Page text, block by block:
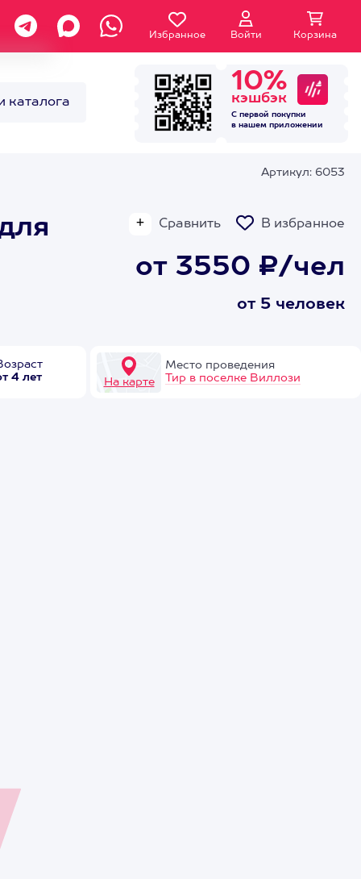
Избранное Войти Корзина
каталога
10%
кэшбэк
С первой покупки
в нашем приложении
Артикул: 6053
Сравнить В избранное
от 3550 ₽/чел
от 5 человек
4 лет
На карте
Место проведения
Тир в поселке Виллози